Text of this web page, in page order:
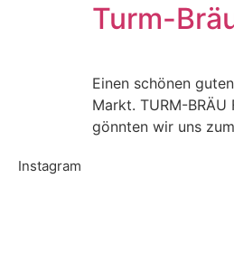
Turm-
Einen schönen
Markt. TURM-
gönnten wir uns
Instagram